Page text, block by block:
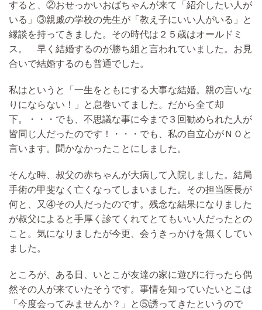
すると、 ②おせっかいおばちゃんが来て「紹介したい人が
いる」③親戚の学校の先生が「教え子にいい人がいる」と
縁談を持ってきました。 その時代は２５歳はオールドミ
ス。 早く結婚するのが勝ち組と言われていました。お見
合いで結婚するのも普通でした。
私はというと「一生をともにする大事な結婚。親の言いな
りにならない！」と息巻いてました。だから全て却
下。・・・でも、 不思議な事に今まで３回勧められた人が
皆同じ人だったのです！
・・・でも、私の自立心がＮＯと
言います。聞かなかったことにしました。
そんな時、叔父の赤ちゃんが大病して入院しました。 結局
手術の甲斐なく亡くなってしまいました。 その担当医長が
何と
、又 ④その人だったのです。 残念な結果になりました
が叔父によると手厚く診てくれてとてもいい人だったとの
こと。気になりましたが今更、会うきっかけを無くしてい
ました。
ところが、 ある日、いとこが友達の家に遊びに行ったら偶
然その人が来ていたそうです。事情を知っていたいとこは
「今度会ってみませんか？」と⑤誘ってきたというので